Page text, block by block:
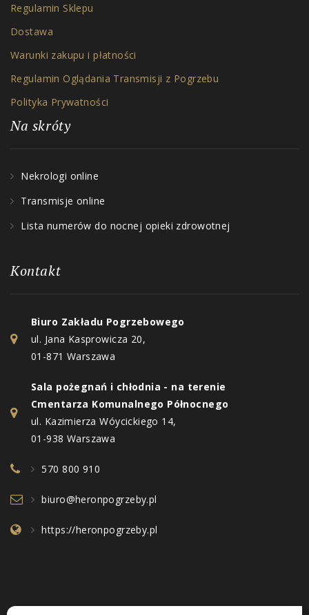
Regulamin Sklepu
Dostawa
Warunki zakupu i płatności
Regulamin Oglądania Transmisji z Pogrzebu
Polityka Prywatności
Na skróty
Nekrologi online
Transmisje online
Lista numerów do nocnej opieki zdrowotnej
Kontakt
Biuro Zakładu Pogrzebowego
ul. Jana Kasprowicza 20,
01-871 Warszawa
Sala pożegnań i chłodnia - na terenie
Cmentarza Komunalnego Północnego
ul. Kazimierza Wóycickiego 14,
01-938 Warszawa
570 800 910
biuro@heronpogrzeby.pl
https://heronpogrzeby.pl